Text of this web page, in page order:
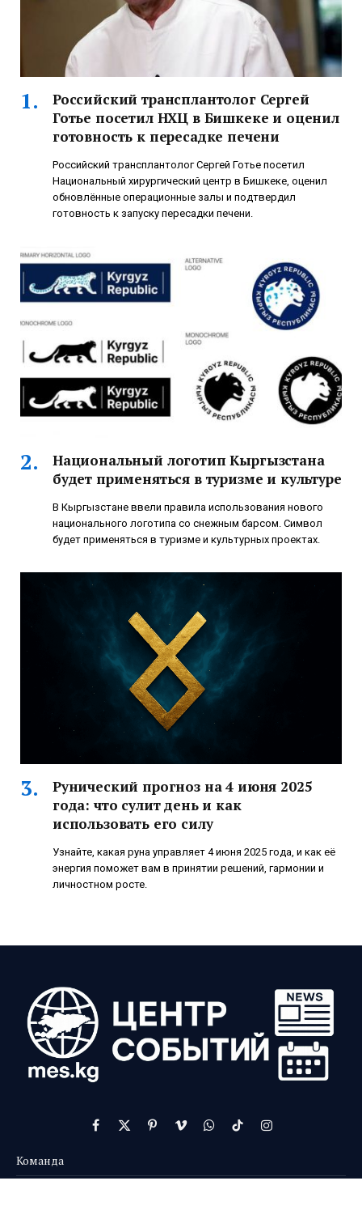
Российский трансплантолог Сергей
Готье посетил НХЦ в Бишкеке и оценил
готовность к пересадке печени
Российский трансплантолог Сергей Готье посетил
Национальный хирургический центр в Бишкеке, оценил
обновлённые операционные залы и подтвердил
готовность к запуску пересадки печени.
Национальный логотип Кыргызстана
будет применяться в туризме и культуре
В Кыргызстане ввели правила использования нового
национального логотипа со снежным барсом. Символ
будет применяться в туризме и культурных проектах.
Рунический прогноз на 4 июня 2025
года: что сулит день и как
использовать его силу
Узнайте, какая руна управляет 4 июня 2025 года, и как её
энергия поможет вам в принятии решений, гармонии и
личностном росте.
Facebook
X
PinterestVimeoWhatsApp
TikTokInstagram
Команда